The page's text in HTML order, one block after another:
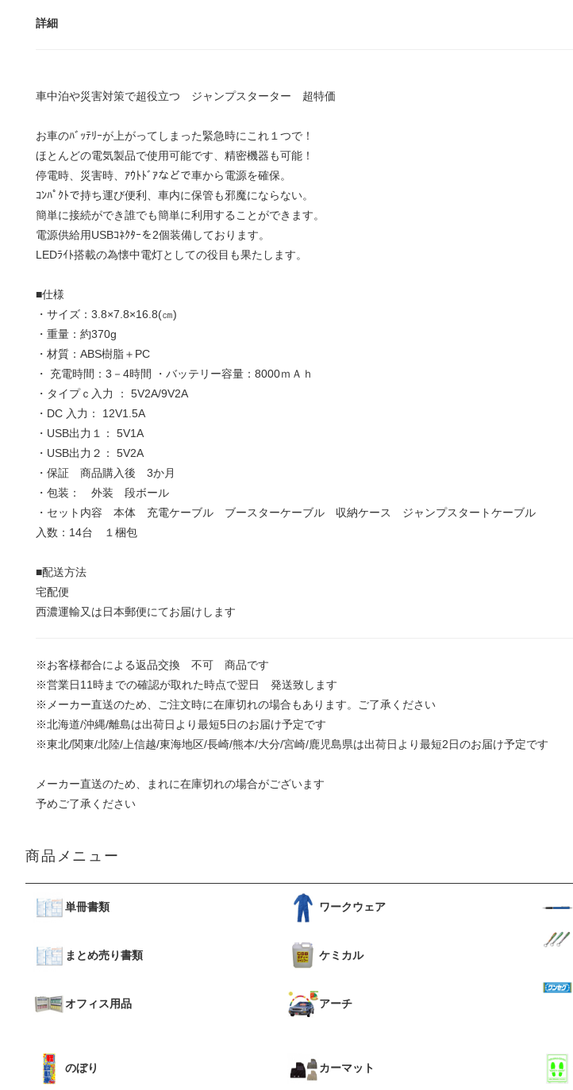
詳細
車中泊や災害対策で超役立つ ジャンプスターター 超特価
お車のﾊﾞｯﾃﾘｰが上がってしまった緊急時にこれ１つで！
ほとんどの電気製品で使用可能です、精密機器も可能！
停電時、災害時、ｱｳﾄﾄﾞｱなどで車から電源を確保。
ｺﾝﾊﾟｸﾄで持ち運び便利、車内に保管も邪魔にならない。
簡単に接続ができ誰でも簡単に利用することができます。
電源供給用USBｺﾈｸﾀｰを2個装備しております。
LEDﾗｲﾄ搭載の為懐中電灯としての役目も果たします。
■仕様
・サイズ：3.8×7.8×16.8(㎝)
・重量：約370g
・材質：ABS樹脂＋PC
・ 充電時間：3－4時間 ・バッテリー容量：8000ｍＡｈ
・タイプｃ入力 ： 5V2A/9V2A
・DC 入力： 12V1.5A
・USB出力１： 5V1A
・USB出力２： 5V2A
・保証 商品購入後 3か月
・包装： 外装 段ボール
・セット内容 本体 充電ケーブル ブースターケーブル 収納ケース ジャンプスタートケーブル
入数：14台 １梱包
■配送方法
宅配便
西濃運輸又は日本郵便にてお届けします
※お客様都合による返品交換 不可 商品です
※営業日11時までの確認が取れた時点で翌日 発送致します
※メーカー直送のため、ご注文時に在庫切れの場合もあります。ご了承ください
※北海道/沖縄/離島は出荷日より最短5日のお届け予定です
※東北/関東/北陸/上信越/東海地区/長崎/熊本/大分/宮崎/鹿児島県は出荷日より最短2日のお届け予定です
メーカー直送のため、まれに在庫切れの場合がございます
予めご了承ください
商品メニュー
単冊書類
まとめ売り書類
オフィス用品
ワークウェア
ケミカル
アーチ
のぼり カーマット